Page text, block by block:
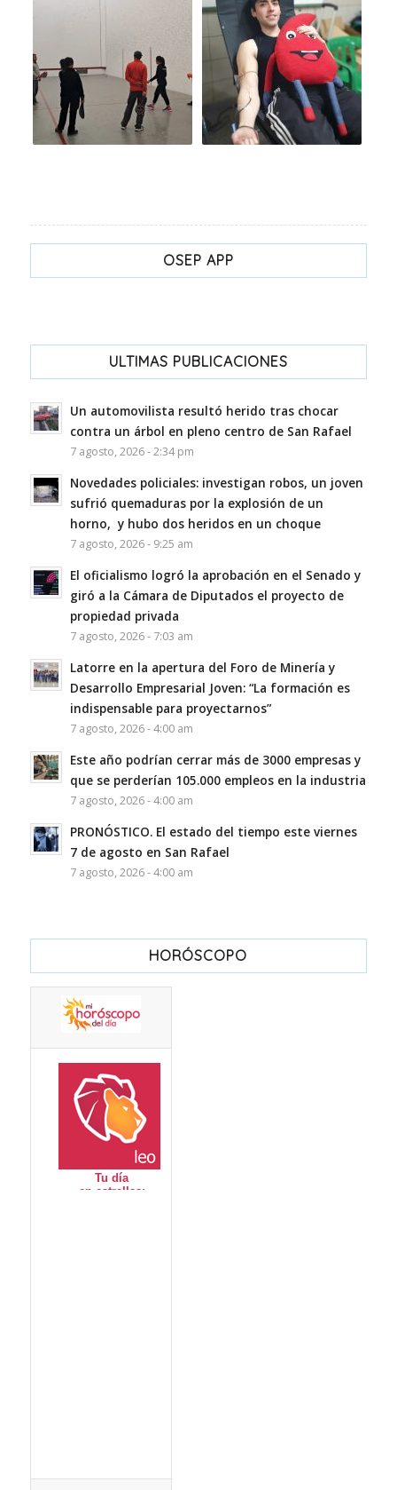
OSEP APP
ULTIMAS PUBLICACIONES
Un automovilista resultó herido tras chocar
contra un árbol en pleno centro de San Rafael
7 agosto, 2026 - 2:34 pm
Novedades policiales: investigan robos, un joven
sufrió quemaduras por la explosión de un
horno, y hubo dos heridos en un choque
7 agosto, 2026 - 9:25 am
El oficialismo logró la aprobación en el Senado y
giró a la Cámara de Diputados el proyecto de
propiedad privada
7 agosto, 2026 - 7:03 am
Latorre en la apertura del Foro de Minería y
Desarrollo Empresarial Joven: “La formación es
indispensable para proyectarnos”
7 agosto, 2026 - 4:00 am
Este año podrían cerrar más de 3000 empresas y
que se perderían 105.000 empleos en la industria
7 agosto, 2026 - 4:00 am
PRONÓSTICO. El estado del tiempo este viernes
7 de agosto en San Rafael
7 agosto, 2026 - 4:00 am
HORÓSCOPO